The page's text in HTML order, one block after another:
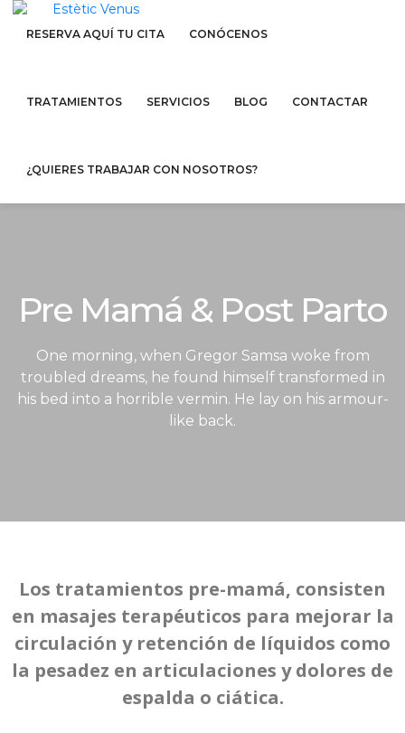
RESERVA AQUÍ TU CITA CONÓCENOS
TRATAMIENTOS SERVICIOS BLOG CONTACTAR
¿QUIERES TRABAJAR CON NOSOTROS?
Pre Mamá & Post Parto
One morning, when Gregor Samsa woke from
troubled dreams, he found himself transformed in
his bed into a horrible vermin. He lay on his armour-
like back.
Los tratamientos pre-mamá, consisten
en masajes terapéuticos para mejorar la
circulación y retención de líquidos como
la pesadez en articulaciones y dolores de
espalda o ciática.